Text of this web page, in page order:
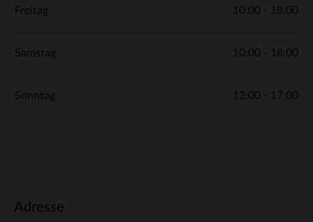
Freitag 10:00 - 18:00
Samstag 10:00 - 18:00
Sonntag 12:00 - 17:00
Adresse